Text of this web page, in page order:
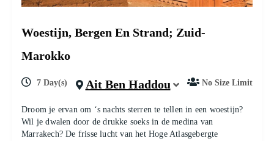
Woestijn, Bergen En Strand; Zuid-
Marokko
7 Day(s) Ait Ben Haddou No Size Limit
Droom je ervan om ‘s nachts sterren te tellen in een woestijn?
Wil je dwalen door de drukke soeks in de medina van
Marrakech? De frisse lucht van het Hoge Atlasgebergte